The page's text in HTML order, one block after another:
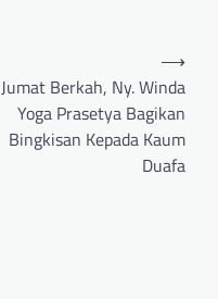
Jumat Berkah, Ny. Winda
Yoga Prasetya Bagikan
Bingkisan Kepada Kaum
Duafa
⟶